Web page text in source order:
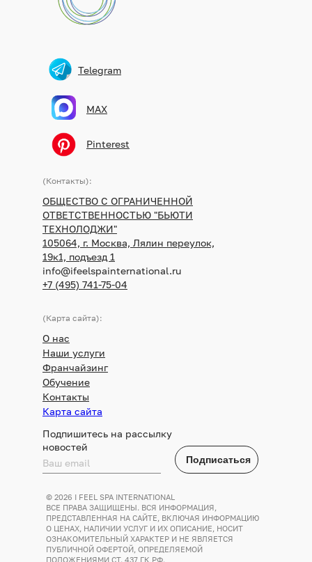
Подпишитесь на рассылку
новостей
Telegram
MAX
Pinterest
© 2026 I FEEL SPA INTERNATIONAL
ВСЕ ПРАВА ЗАЩИЩЕНЫ. ВСЯ ИНФОРМАЦИЯ,
ПРЕДСТАВЛЕННАЯ НА САЙТЕ, ВКЛЮЧАЯ ИНФОРМАЦИЮ
О ЦЕНАХ, НАЛИЧИИ УСЛУГ И ИХ ОПИСАНИЕ, НОСИТ
ОЗНАКОМИТЕЛЬНЫЙ ХАРАКТЕР И НЕ ЯВЛЯЕТСЯ
ПУБЛИЧНОЙ ОФЕРТОЙ, ОПРЕДЕЛЯЕМОЙ
ПОЛОЖЕНИЯМИ СТ. 437 ГК РФ.
(Контакты):
ОБЩЕСТВО С ОГРАНИЧЕННОЙ
ОТВЕТСТВЕННОСТЬЮ "БЬЮТИ
ТЕХНОЛОДЖИ"
105064, г. Москва, Лялин переулок,
19к1, подъезд 1
info@ifeelspainternational.ru
+7 (495) 741-75-04
(Карта сайта):
О нас
Наши услуги
Франчайзинг
Обучение
Контакты
Карта сайта
Подписаться